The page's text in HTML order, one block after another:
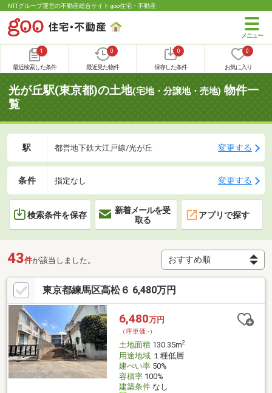
NTTグループ運営の不動産総合サイト goo住宅・不動産
1
最近検索した条件
0
最近見た物件
0
保存した条件
0
お気に入り
光が丘駅(東京都)の土地(宅地・分譲地・売地) 物件一
覧
駅 都営地下鉄大江戸線/光が丘 変更する
条件 指定なし 変更する
検索条件を保存
新着メールを受
取る
アプリで探す
43件が該当しました。
東京都練馬区高松６ 6,480万円
6,480万円
（坪単価:-）
土地面積130.35m2
用途地域１種低層
建ぺい率50%
容積率100%
建築条件なし